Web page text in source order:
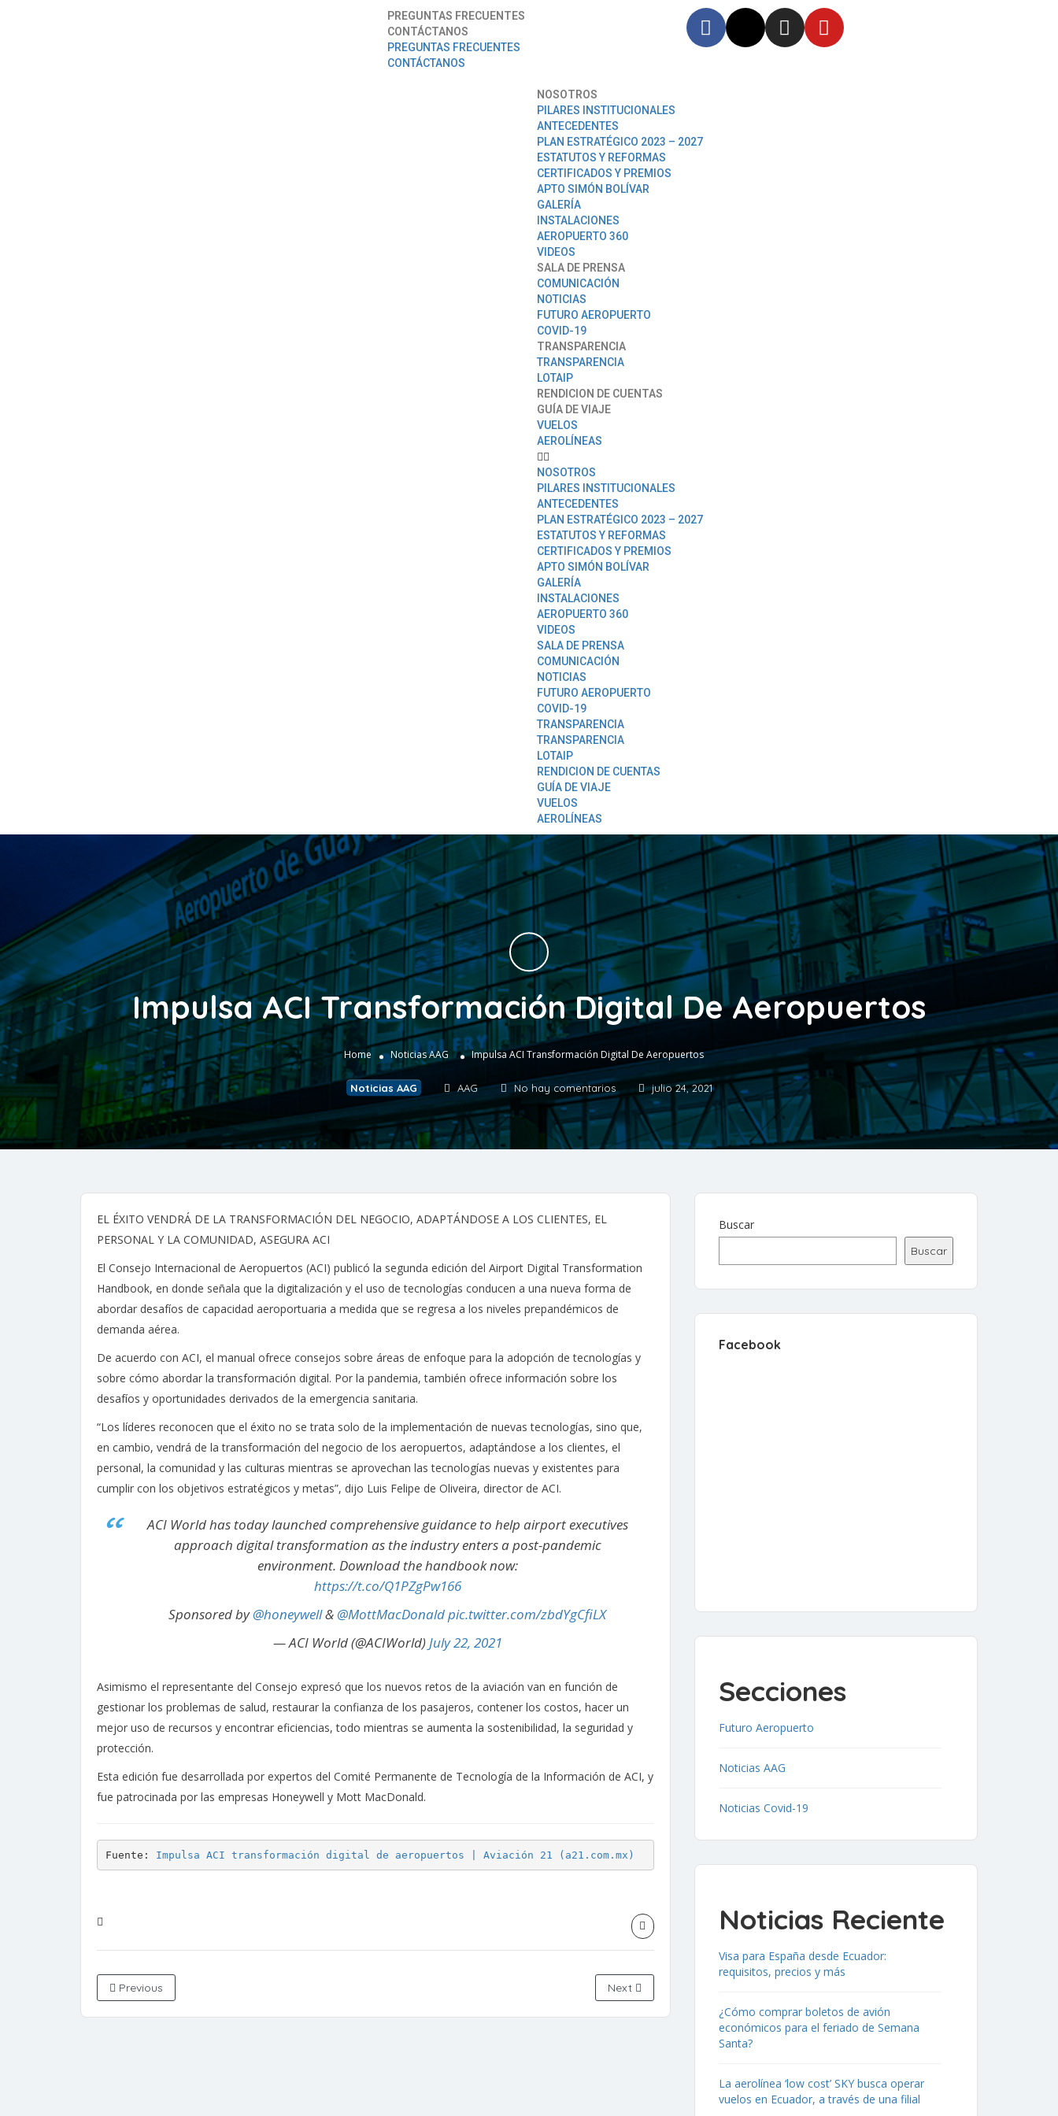
PREGUNTAS FRECUENTES
CONTÁCTANOS
PREGUNTAS FRECUENTES
CONTÁCTANOS
NOSOTROS
PILARES INSTITUCIONALES
ANTECEDENTES
PLAN ESTRATÉGICO 2023 – 2027
ESTATUTOS Y REFORMAS
CERTIFICADOS Y PREMIOS
APTO SIMÓN BOLÍVAR
GALERÍA
INSTALACIONES
AEROPUERTO 360
VIDEOS
SALA DE PRENSA
COMUNICACIÓN
NOTICIAS
FUTURO AEROPUERTO
COVID-19
TRANSPARENCIA
TRANSPARENCIA
LOTAIP
RENDICION DE CUENTAS
GUÍA DE VIAJE
VUELOS
AEROLÍNEAS
NOSOTROS
PILARES INSTITUCIONALES
ANTECEDENTES
PLAN ESTRATÉGICO 2023 – 2027
ESTATUTOS Y REFORMAS
CERTIFICADOS Y PREMIOS
APTO SIMÓN BOLÍVAR
GALERÍA
INSTALACIONES
AEROPUERTO 360
VIDEOS
SALA DE PRENSA
COMUNICACIÓN
NOTICIAS
FUTURO AEROPUERTO
COVID-19
TRANSPARENCIA
TRANSPARENCIA
LOTAIP
RENDICION DE CUENTAS
GUÍA DE VIAJE
VUELOS
AEROLÍNEAS
Impulsa ACI Transformación Digital De Aeropuertos
Home Noticias AAG Impulsa ACI Transformación Digital De Aeropuertos
Noticias AAG AAG No hay comentarios julio 24, 2021
EL ÉXITO VENDRÁ DE LA TRANSFORMACIÓN DEL NEGOCIO, ADAPTÁNDOSE A LOS CLIENTES, EL
PERSONAL Y LA COMUNIDAD, ASEGURA ACI
El Consejo Internacional de Aeropuertos (ACI) publicó la segunda edición del Airport Digital Transformation
Handbook, en donde señala que la digitalización y el uso de tecnologías conducen a una nueva forma de
abordar desafíos de capacidad aeroportuaria a medida que se regresa a los niveles prepandémicos de
demanda aérea.
De acuerdo con ACI, el manual ofrece consejos sobre áreas de enfoque para la adopción de tecnologías y
sobre cómo abordar la transformación digital. Por la pandemia, también ofrece información sobre los
desafíos y oportunidades derivados de la emergencia sanitaria.
“Los líderes reconocen que el éxito no se trata solo de la implementación de nuevas tecnologías, sino que,
en cambio, vendrá de la transformación del negocio de los aeropuertos, adaptándose a los clientes, el
personal, la comunidad y las culturas mientras se aprovechan las tecnologías nuevas y existentes para
cumplir con los objetivos estratégicos y metas”, dijo Luis Felipe de Oliveira, director de ACI.
ACI World has today launched comprehensive guidance to help airport executives
approach digital transformation as the industry enters a post-pandemic
environment. Download the handbook now:
https://t.co/Q1PZgPw166
Sponsored by@honeywell& @MottMacDonaldpic.twitter.com/zbdYgCfiLX
— ACI World (@ACIWorld)July 22, 2021
Asimismo el representante del Consejo expresó que los nuevos retos de la aviación van en función de
gestionar los problemas de salud, restaurar la confianza de los pasajeros, contener los costos, hacer un
mejor uso de recursos y encontrar eficiencias, todo mientras se aumenta la sostenibilidad, la seguridad y
protección.
Esta edición fue desarrollada por expertos del Comité Permanente de Tecnología de la Información de ACI, y
fue patrocinada por las empresas Honeywell y Mott MacDonald.
Fuente: Impulsa ACI transformación digital de aeropuertos | Aviación 21 (a21.com.mx)
Previous Next
Buscar
Buscar
Facebook
Secciones
Futuro Aeropuerto
Noticias AAG
Noticias Covid-19
Noticias Reciente
Visa para España desde Ecuador:
requisitos, precios y más
¿Cómo comprar boletos de avión
económicos para el feriado de Semana
Santa?
La aerolínea ‘low cost’ SKY busca operar
vuelos en Ecuador, a través de una filial